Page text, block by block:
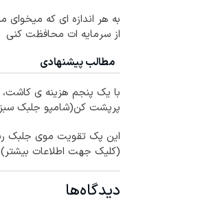
به هر اندازه ای که میخوای
از سرمایه ات محافظت کنی
مطالب پیشنهادی
با یک پنجم هزینه ی
پرپشت کن(شامپو جلبک
این پک تقویت موی جلبک
(کلیک جهت اطلاعات بیشتر)
دیدگاه‌ها